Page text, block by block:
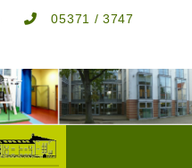
05371 / 3747